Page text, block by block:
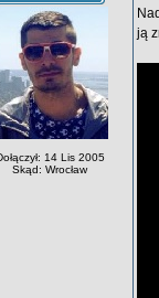
14 Lis 2005
Skąd: Wrocław
ją